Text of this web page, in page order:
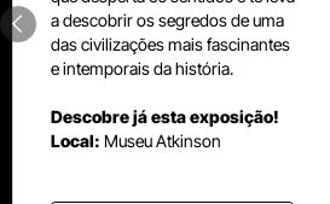
a descobrir os segredos de uma
das civilizações mais fascinantes
e intemporais da história.
Descobre já esta exposição!
Local: MuseuAtkinson